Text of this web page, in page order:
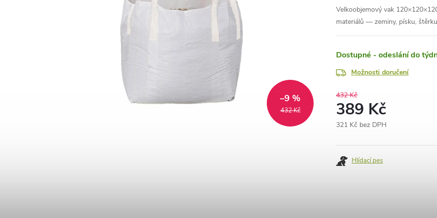
432 Kč
–9 %
Velkoobjemový vak
materiálů — zeminy, písku,
Dostupné - odeslání do
Možnosti doručení
432 Kč
389 Kč
321 Kč bez DPH
cena:
Hlídací pes